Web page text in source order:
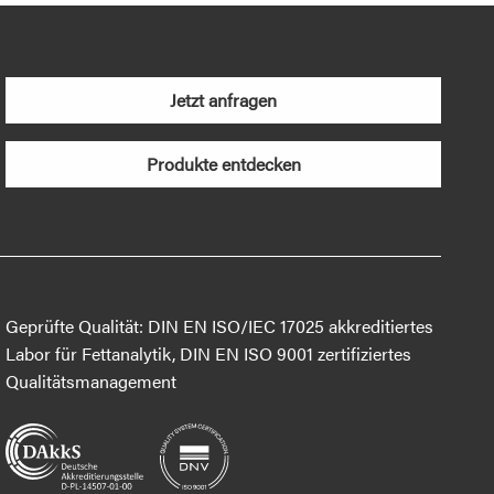
Jetzt anfragen
Produkte entdecken
Geprüfte Qualität: DIN EN ISO/IEC 17025 akkreditiertes
Labor für Fettanalytik, DIN EN ISO 9001 zertifiziertes
Qualitätsmanagement